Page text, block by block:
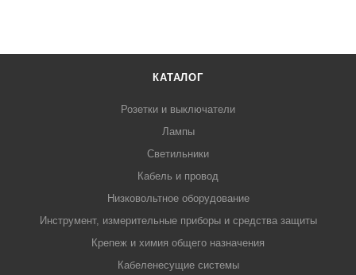
КАТАЛОГ
Розетки и выключатели
Лампы
Светильники
Кабель и провод
Низковольтное оборудование
Инструмент, измерительные приборы и средства защиты
Крепеж и химия общего назначения
Кабеленесущие системы